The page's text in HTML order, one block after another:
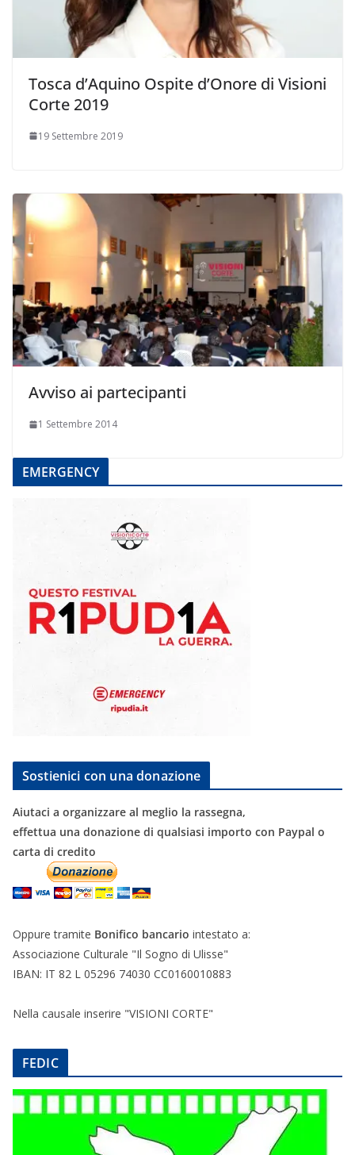
Tosca d’Aquino Ospite d’Onore di Visioni
Corte 2019
19 Settembre 2019
Avviso ai partecipanti
1 Settembre 2014
EMERGENCY
Sostienici con una donazione
Aiutaci a organizzare al meglio la rassegna,
effettua una donazione di qualsiasi importo con Paypal o
carta di credito
Oppure tramite Bonifico bancario intestato a:
Associazione Culturale "Il Sogno di Ulisse"
IBAN: IT 82 L 05296 74030 CC0160010883
Nella causale inserire "VISIONI CORTE"
FEDIC